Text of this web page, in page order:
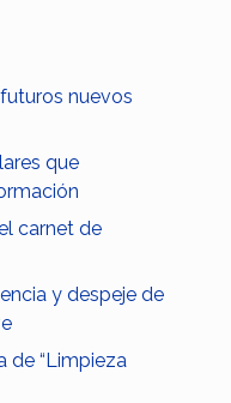
nuevos
que
carnet de
y despeje de
de “Limpieza